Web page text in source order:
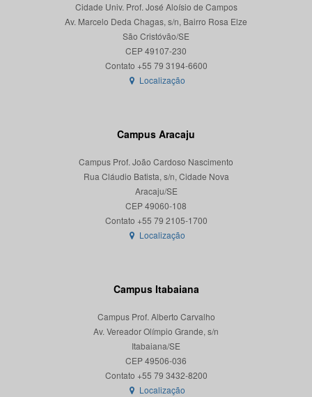
Cidade Univ. Prof. José Aloísio de Campos
Av. Marcelo Deda Chagas, s/n, Bairro Rosa Elze
São Cristóvão/SE
CEP 49107-230
Localização
Campus Aracaju
Campus Prof. João Cardoso Nascimento
Rua Cláudio Batista, s/n, Cidade Nova
Aracaju/SE
CEP 49060-108
Localização
Campus Itabaiana
Campus Prof. Alberto Carvalho
Av. Vereador Olímpio Grande, s/n
Itabaiana/SE
CEP 49506-036
Localização